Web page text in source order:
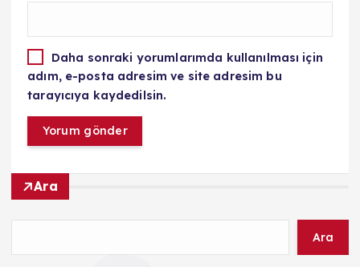
Daha sonraki yorumlarımda kullanılması için
adım, e-posta adresim ve site adresim bu
tarayıcıya kaydedilsin.
Ara
Ara